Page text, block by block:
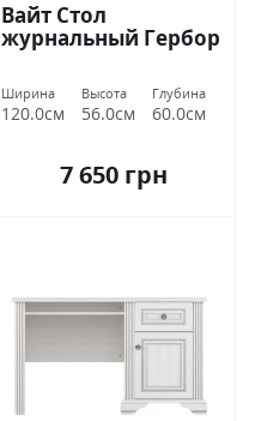
Вайт Стол
журнальный Гербор
Ширина
120.0см
Высота
56.0см
Глубина
60.0см
7 650 грн